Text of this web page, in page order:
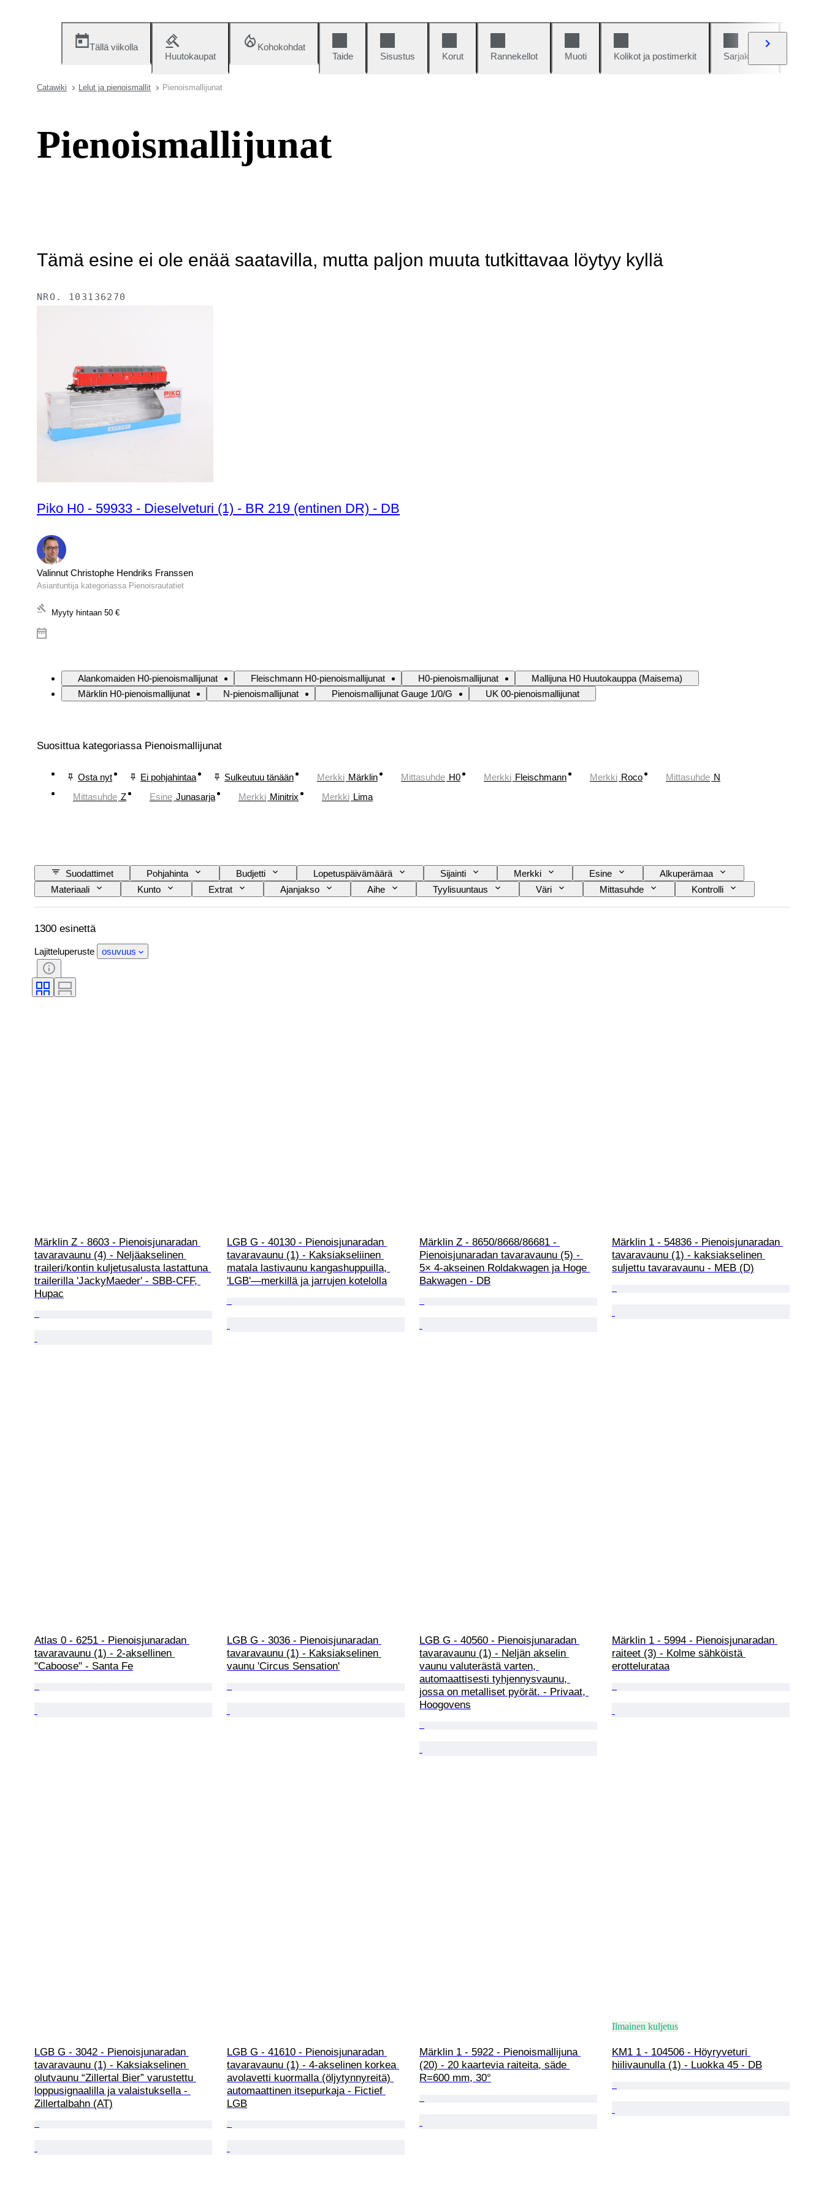
Tällä viikolla
Huutokaupat
Kohokohdat
Taide
Sisustus Korut Rannekellot Muoti Kolikot ja postimerkit Sarjakuvat
Catawiki Lelut ja pienoismallit Pienoismallijunat
Pienoismallijunat
Tämä esine ei ole enää saatavilla, mutta paljon muuta tutkittavaa löytyy kyllä
NRO. 103136270
Piko H0 - 59933 - Dieselveturi (1) - BR 219 (entinen DR) - DB
Valinnut Christophe Hendriks Franssen
Asiantuntija kategoriassa Pienoisrautatiet
Myyty hintaan 50 €
Alankomaiden H0-pienoismallijunat Fleischmann H0-pienoismallijunat H0-pienoismallijunat
Mallijuna H0 Huutokauppa (Maisema)
Märklin H0-pienoismallijunat
N-pienoismallijunat Pienoismallijunat Gauge 1/0/G UK 00-pienoismallijunat
Suosittua kategoriassa Pienoismallijunat
Osta nyt Ei pohjahintaa Sulkeutuu tänään Merkki Märklin Mittasuhde H0 Merkki Fleischmann Merkki Roco Mittasuhde N
Mittasuhde Z Esine Junasarja Merkki Minitrix Merkki Lima
Suodattimet Pohjahinta Budjetti Lopetuspäivämäärä Sijainti Merkki Esine
Alkuperämaa
Materiaali
Kunto Extrat Ajanjakso Aihe Tyylisuuntaus Väri Mittasuhde
Kontrolli
Virtalähde
Rautatieyhtiä Aikakausi Alkuperäinen / kopio
1300 esinettä
Lajitteluperuste osuvuus
Märklin Z - 8603 - Pienoisjunaradan
tavaravaunu (4) - Neljäakselinen
traileri/kontin kuljetusalusta lastattuna
trailerilla 'JackyMaeder' - SBB-CFF,
Hupac
LGB G - 40130 - Pienoisjunaradan
tavaravaunu (1) - Kaksiakseliinen
matala lastivaunu kangashuppuilla,
'LGB'—merkillä ja jarrujen kotelolla
Märklin Z - 8650/8668/86681 -
Pienoisjunaradan tavaravaunu (5) -
5× 4-akseinen Roldakwagen ja Hoge
Bakwagen - DB
Märklin 1 - 54836 - Pienoisjunaradan
tavaravaunu (1) - kaksiakselinen
suljettu tavaravaunu - MEB (D)
Atlas 0 - 6251 - Pienoisjunaradan
tavaravaunu (1) - 2-aksellinen
"Caboose" - Santa Fe
LGB G - 3036 - Pienoisjunaradan
tavaravaunu (1) - Kaksiakselinen
vaunu 'Circus Sensation'
LGB G - 40560 - Pienoisjunaradan
tavaravaunu (1) - Neljän akselin
vaunu valuterästä varten,
automaattisesti tyhjennysvaunu,
jossa on metalliset pyörät. - Privaat,
Hoogovens
Märklin 1 - 5994 - Pienoisjunaradan
raiteet (3) - Kolme sähköistä
erottelurataa
LGB G - 3042 - Pienoisjunaradan
tavaravaunu (1) - Kaksiakselinen
olutvaunu “Zillertal Bier” varustettu
loppusignaalilla ja valaistuksella -
Zillertalbahn (AT)
LGB G - 41610 - Pienoisjunaradan
tavaravaunu (1) - 4-akselinen korkea
avolavetti kuormalla (öljytynnyreitä)
automaattinen itsepurkaja - Fictief
LGB
Märklin 1 - 5922 - Pienoismallijuna
(20) - 20 kaartevia raiteita, säde
R=600 mm, 30°
Ilmainen kuljetus
KM1 1 - 104506 - Höyryveturi
hiilivaunulla (1) - Luokka 45 - DB